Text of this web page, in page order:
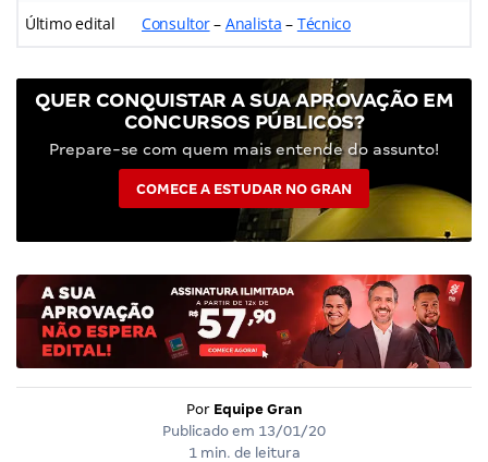
Último edital Consultor– Analista – Técnico
QUER CONQUISTAR A SUA APROVAÇÃO EM
CONCURSOS PÚBLICOS?
Prepare-se com quem mais entende do assunto!
COMECE A ESTUDAR NO GRAN
Por Equipe Gran
Publicado em 13/01/20
1 min. de leitura